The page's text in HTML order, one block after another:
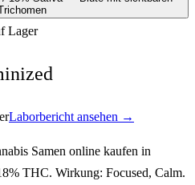
Lager
Laborbericht ansehen →
Samen online kaufen in
THC. Wirkung: Focused, Calm.